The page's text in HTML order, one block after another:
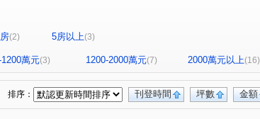
宜雄大名鑄(1) 宜誠有合
羊座-華廈區 漢口寧夏(1) 樟樹一路 (1)
寶樹路(1) 忠孝一路(1) 領航北路二段(1)
大富路(1) 南園二路(1) 領航南路二段
高鐵南路二段(1) 領航北路一段(1) 正康一街(1)
(2) 5房以上(3)
萬元(3) 1200-2000萬元(7) 2000萬元以上(16)
金額
坪數
刊登時間
排序：